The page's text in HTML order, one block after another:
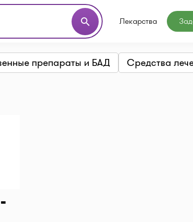
search Лекарства
препараты и БАД Средства